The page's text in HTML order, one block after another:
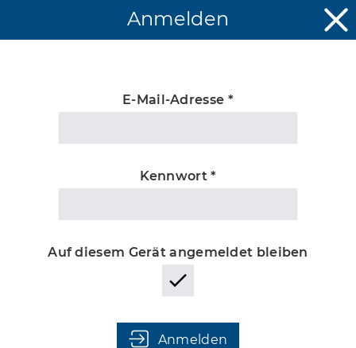
Unbekannter
Anmelden
E-Mail-Adresse *
Kennwort *
Auf diesem Gerät angemeldet bleiben
Anmelden